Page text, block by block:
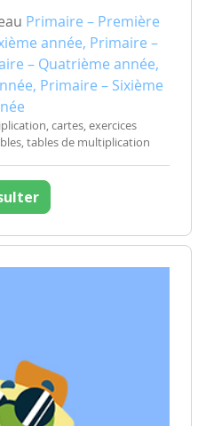
Primaire – Première
année, Primaire –
– Quatrième année,
Primaire – Sixième
cartes, exercices
tables de multiplication